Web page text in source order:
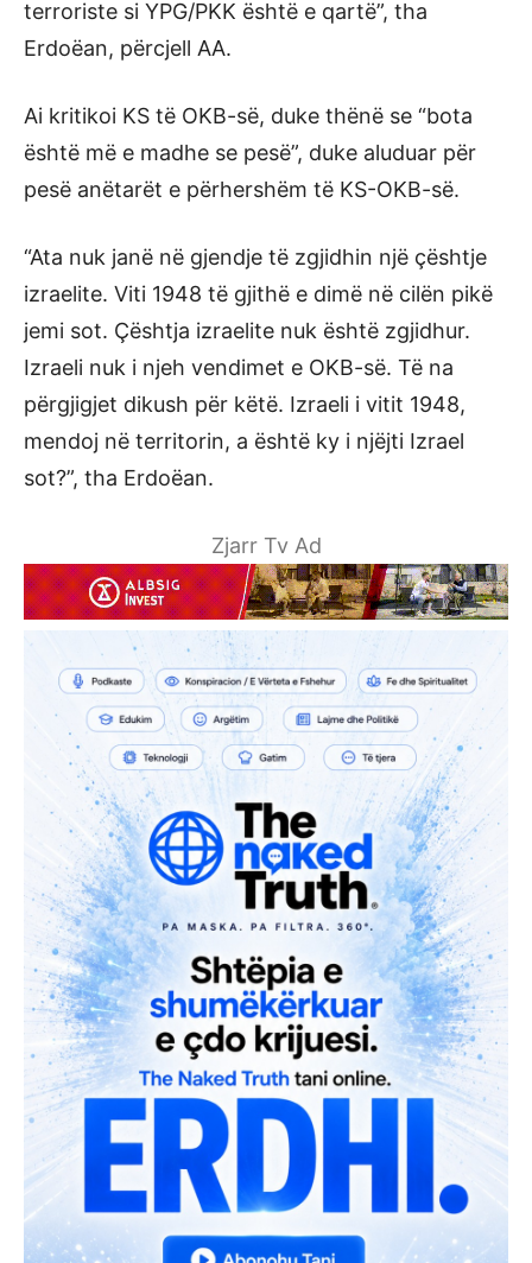
terroriste si YPG/PKK është e qartë”, tha
Erdoëan, përcjell AA.
Ai kritikoi KS të OKB-së, duke thënë se “bota
është më e madhe se pesë”, duke aluduar për
pesë anëtarët e përhershëm të KS-OKB-së.
“Ata nuk janë në gjendje të zgjidhin një çështje
izraelite. Viti 1948 të gjithë e dimë në cilën pikë
jemi sot. Çështja izraelite nuk është zgjidhur.
Izraeli nuk i njeh vendimet e OKB-së. Të na
përgjigjet dikush për këtë. Izraeli i vitit 1948,
mendoj në territorin, a është ky i njëjti Izrael
sot?”, tha Erdoëan.
Zjarr Tv Ad